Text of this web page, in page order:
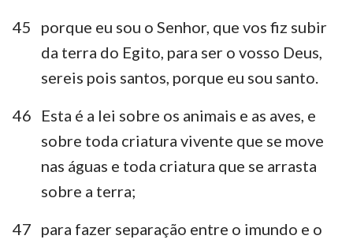
45
porque eu sou o Senhor, que vos fiz subir
da terra do Egito, para ser o vosso Deus,
sereis pois santos, porque eu sou santo.
46
Esta é a lei sobre os animais e as aves, e
sobre toda criatura vivente que se move
nas águas e toda criatura que se arrasta
sobre a terra;
47 para fazer separação entre o imundo e o